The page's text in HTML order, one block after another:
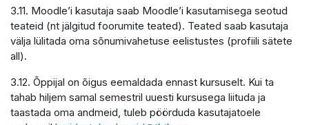
3.11. Moodle’i kasutaja saab Moodle’i kasutamisega seotud
teateid (nt jälgitud foorumite teated). Teated saab kasutaja
välja lülitada oma sõnumivahetuse eelistustes (profiili sätete
all).
3.12. Õppijal on õigus eemaldada ennast kursuselt. Kui ta
tahab hiljem samal semestril uuesti kursusega liituda ja
taastada oma andmeid, tuleb pöörduda kasutajatoele